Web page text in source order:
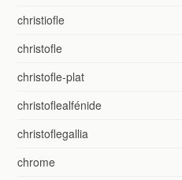
christiofle
christofle
christofle-plat
christoflealfénide
christoflegallia
chrome